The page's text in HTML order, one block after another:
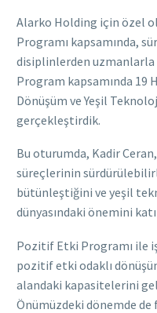
Alarko Holding için özel
Programı kapsamında,
disiplinlerden uzmanlarla
Program kapsamında
Dönüşüm ve Yeşil
gerçekleştirdik.
Bu oturumda, Kadir
süreçlerinin
bütünleştiğini ve yeşil
dünyasındaki önemini
Pozitif Etki Programı ile
pozitif etki odaklı
alandaki kapasitelerini
Önümüzdeki dönemde de